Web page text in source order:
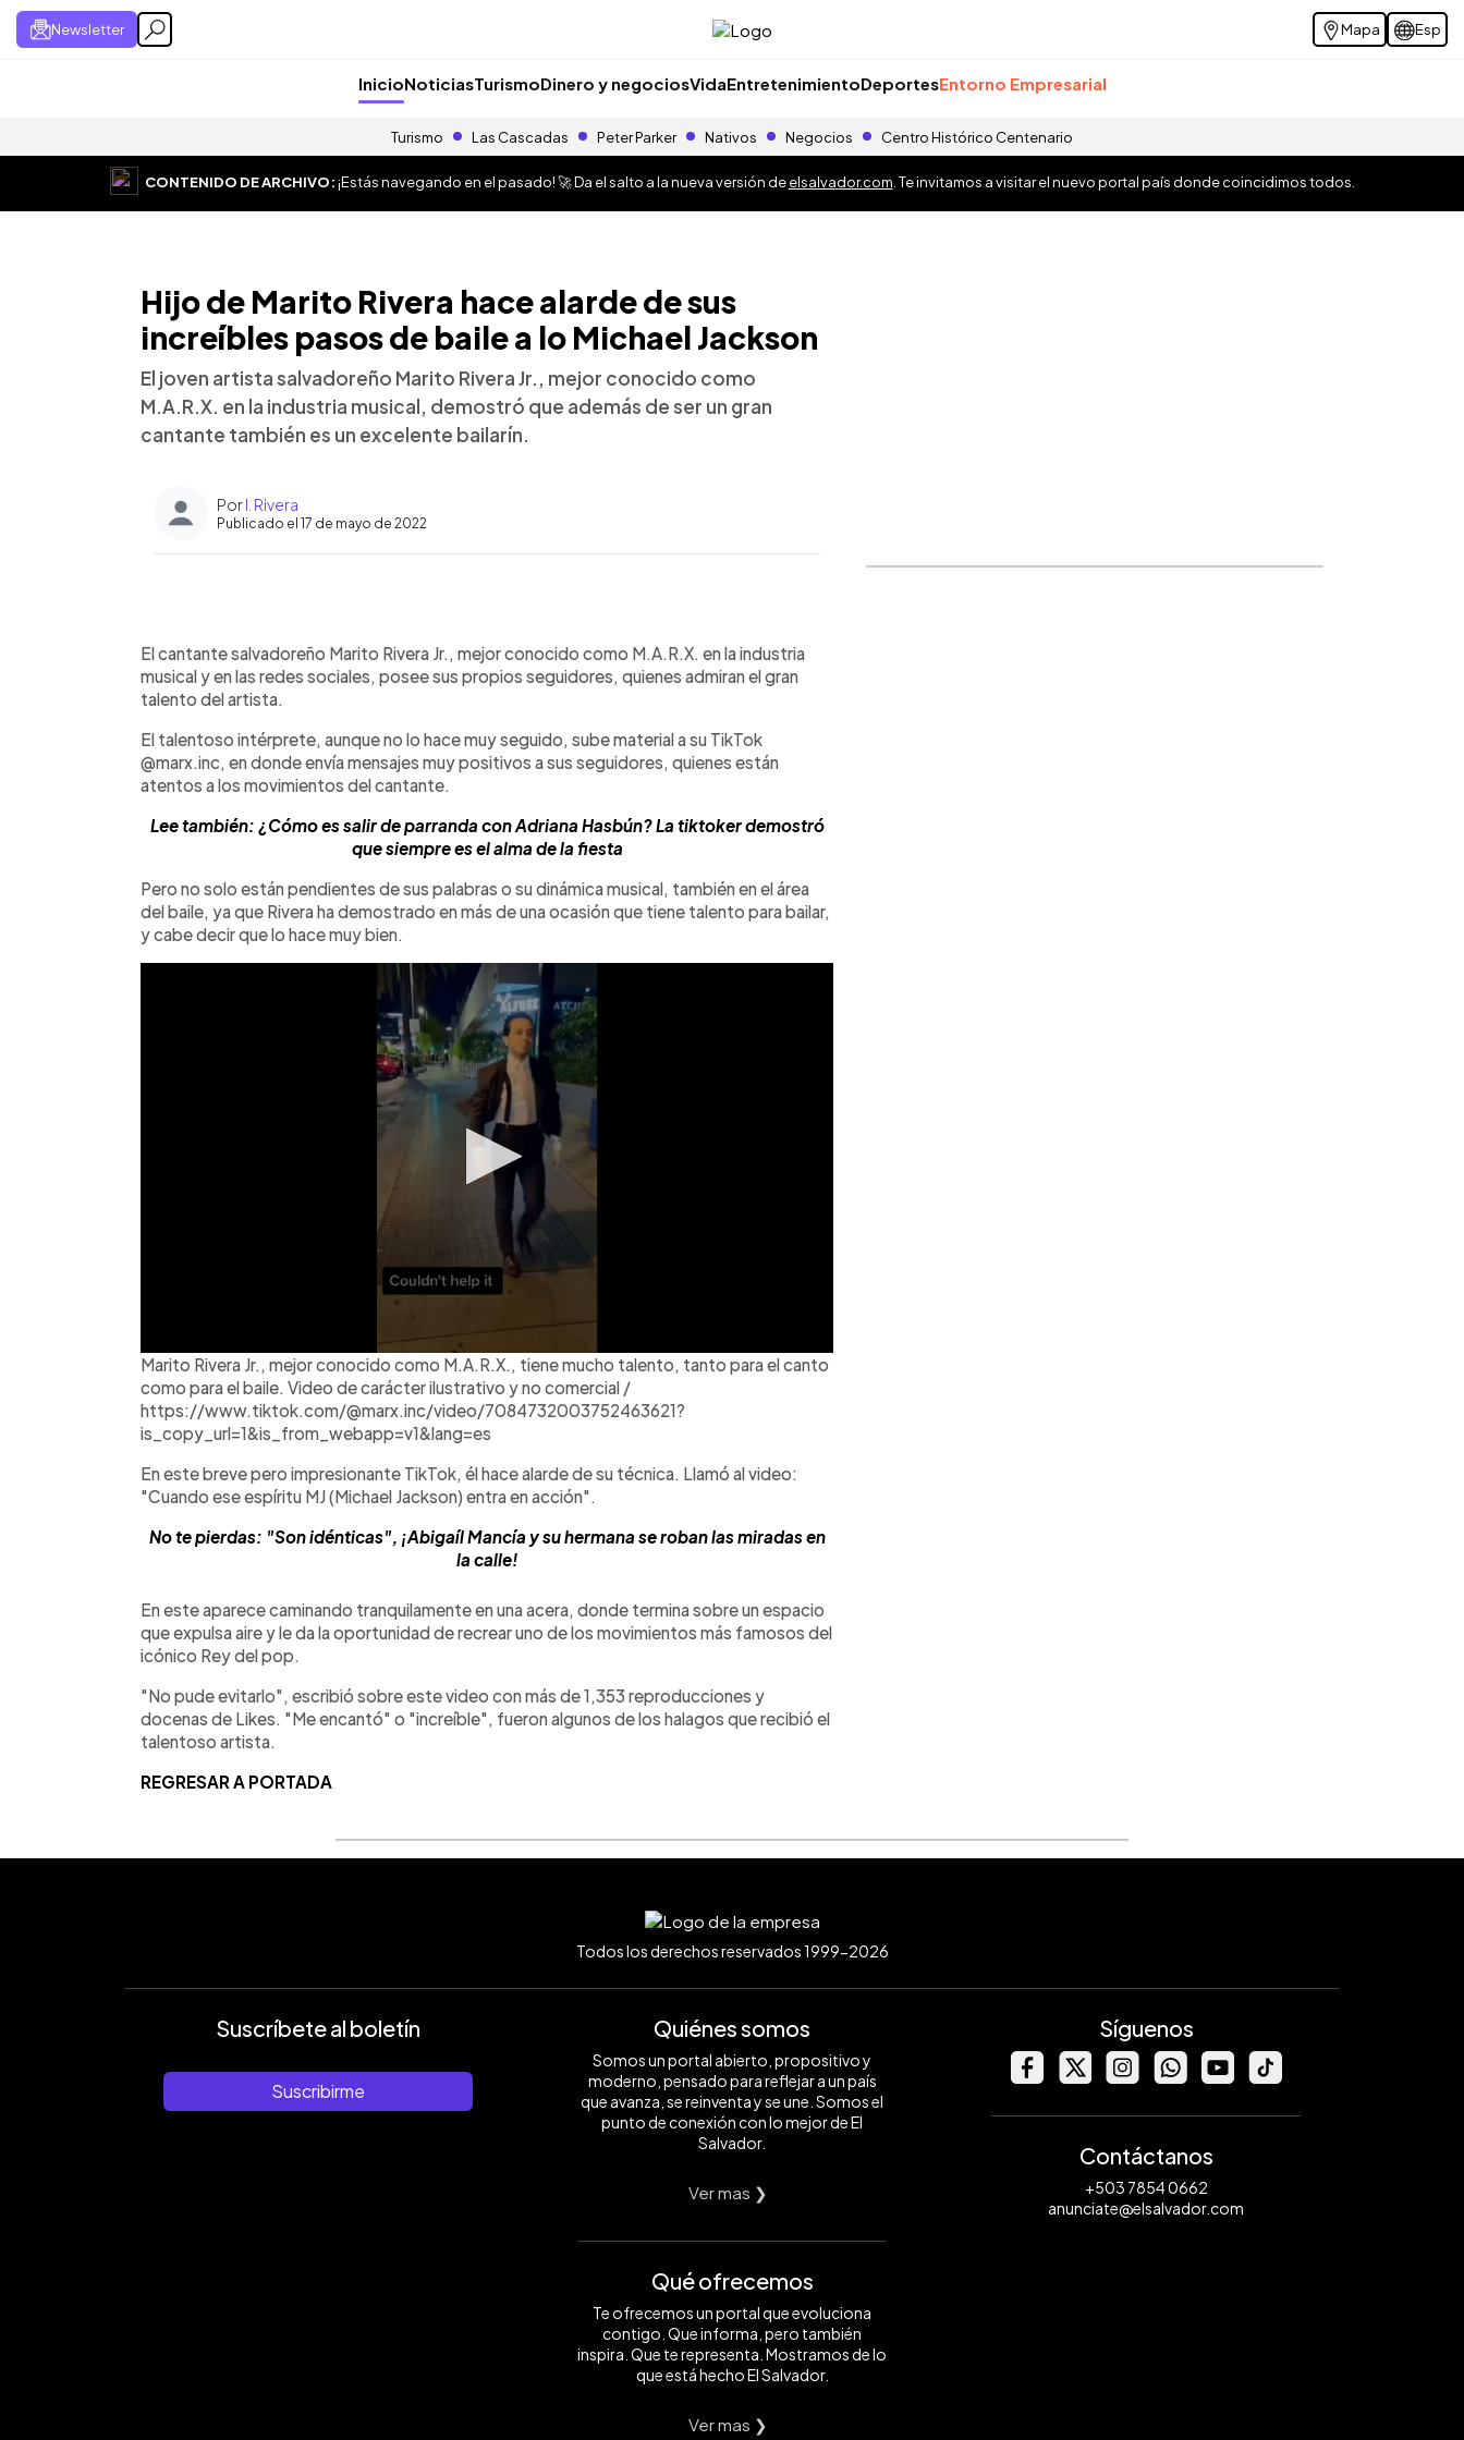
Newsletter Mapa Esp
InicioNoticiasTurismoDinero y negociosVidaEntretenimientoDeportesEntorno Empresarial
Turismo Las Cascadas Peter Parker Nativos Negocios Centro Histórico Centenario
CONTENIDO DE ARCHIVO:¡Estás navegando en el pasado! 🚀 Da el salto a la nueva versión deelsalvador.com . Te invitamos a visitar el nuevo portal país donde coincidimos todos.
Hijo de Marito Rivera hace alarde de sus
increíbles pasos de baile a lo Michael Jackson
El joven artista salvadoreño Marito Rivera Jr., mejor conocido como
M.A.R.X. en la industria musical, demostró que además de ser un gran
cantante también es un excelente bailarín.
PorI. Rivera
Publicado el 17 de mayo de 2022
► Escuchar artículo
El cantante salvadoreño Marito Rivera Jr., mejor conocido como M.A.R.X. en la industria
musical y en las redes sociales, posee sus propios seguidores, quienes admiran el gran
talento del artista.
El talentoso intérprete, aunque no lo hace muy seguido, sube material a su TikTok
@marx.inc, en donde envía mensajes muy positivos a sus seguidores, quienes están
atentos a los movimientos del cantante.
Lee también: ¿Cómo es salir de parranda con Adriana Hasbún? La tiktoker demostró
que siempre es el alma de la fiesta
Pero no solo están pendientes de sus palabras o su dinámica musical, también en el área
del baile, ya que Rivera ha demostrado en más de una ocasión que tiene talento para bailar,
y cabe decir que lo hace muy bien.
Marito Rivera Jr., mejor conocido como M.A.R.X., tiene mucho talento, tanto para el canto
como para el baile. Video de carácter ilustrativo y no comercial /
https://www.tiktok.com/@marx.inc/video/7084732003752463621?
is_copy_url=1&is_from_webapp=v1&lang=es
En este breve pero impresionante TikTok, él hace alarde de su técnica. Llamó al video:
"Cuando ese espíritu MJ (Michael Jackson) entra en acción".
No te pierdas: "Son idénticas", ¡Abigaíl Mancía y su hermana se roban las miradas en
la calle!
En este aparece caminando tranquilamente en una acera, donde termina sobre un espacio
que expulsa aire y le da la oportunidad de recrear uno de los movimientos más famosos del
icónico Rey del pop.
"No pude evitarlo", escribió sobre este video con más de 1,353 reproducciones y
docenas de Likes. "Me encantó" o "increíble", fueron algunos de los halagos que recibió el
talentoso artista.
REGRESAR A PORTADA
Todos los derechos reservados 1999-2026
Suscríbete al boletín
Suscribirme
Quiénes somos
Somos un portal abierto, propositivo y
moderno, pensado para reflejar a un país
que avanza, se reinventa y se une. Somos el
punto de conexión con lo mejor de El
Salvador.
Ver mas ❯
Qué ofrecemos
Te ofrecemos un portal que evoluciona
contigo. Que informa, pero también
inspira. Que te representa. Mostramos de lo
que está hecho El Salvador.
Ver mas ❯
Síguenos
Contáctanos
+503 7854 0662
anunciate@elsalvador.com